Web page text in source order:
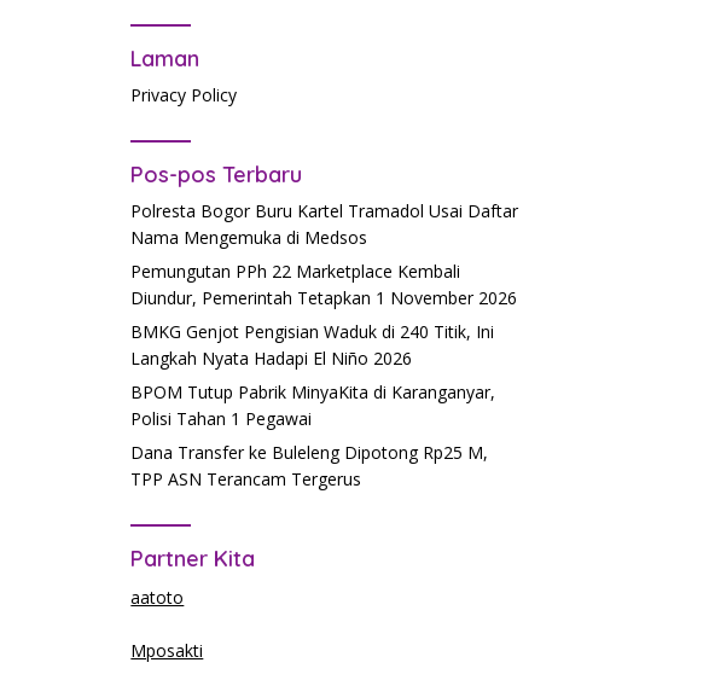
Laman
Privacy Policy
Pos-pos Terbaru
Polresta Bogor Buru Kartel Tramadol Usai Daftar
Nama Mengemuka di Medsos
Pemungutan PPh 22 Marketplace Kembali
Diundur, Pemerintah Tetapkan 1 November 2026
BMKG Genjot Pengisian Waduk di 240 Titik, Ini
Langkah Nyata Hadapi El Niño 2026
BPOM Tutup Pabrik MinyaKita di Karanganyar,
Polisi Tahan 1 Pegawai
Dana Transfer ke Buleleng Dipotong Rp25 M,
TPP ASN Terancam Tergerus
Partner Kita
aatoto
Mposakti